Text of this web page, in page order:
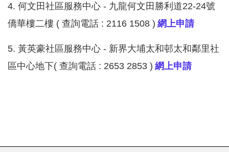
4. 何文田社區服務中心 - 九龍何文田勝利道22-24號
僑華樓二樓 ( 查詢電話 : 2116 1508 ) 網上申請
5. 黃英豪社區服務中心 - 新界大埔太和邨太和鄰里社
區中心地下( 查詢電話 : 2653 2853 ) 網上申請